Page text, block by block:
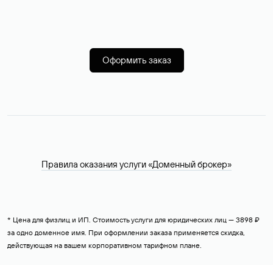
Оформить заказ
Правила оказания услуги «Доменный брокер»
* Цена для физлиц и ИП. Стоимость услуги для юридических лиц — 3898 ₽
за одно доменное имя. При оформлении заказа применяется скидка,
действующая на вашем корпоративном тарифном плане.